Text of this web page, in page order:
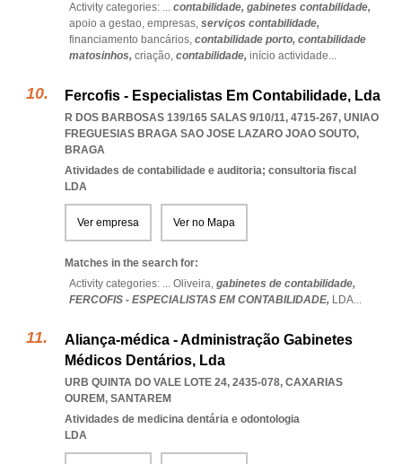
Activity categories: ... contabilidade, gabinetes contabilidade,
apoio a gestao, empresas, serviços contabilidade,
financiamento bancários, contabilidade porto, contabilidade
matosinhos, criação, contabilidade, início actividade...
Fercofis - Especialistas Em Contabilidade, Lda
R DOS BARBOSAS 139/165 SALAS 9/10/11, 4715-267, UNIAO
FREGUESIAS BRAGA SAO JOSE LAZARO JOAO SOUTO,
BRAGA
Atividades de contabilidade e auditoria; consultoria fiscal
LDA
Ver empresa Ver no Mapa
Matches in the search for:
Activity categories: ... Oliveira, gabinetes de contabilidade,
FERCOFIS - ESPECIALISTAS EM CONTABILIDADE, LDA...
Aliança-médica - Administração Gabinetes
Médicos Dentários, Lda
URB QUINTA DO VALE LOTE 24, 2435-078, CAXARIAS
OUREM, SANTAREM
Atividades de medicina dentária e odontologia
LDA